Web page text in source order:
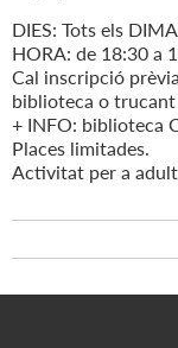
DIES: Tots els
HORA: de 18:30 a
Cal inscripció
biblioteca o
+ INFO: biblioteca
Places limitades.
Activitat per a